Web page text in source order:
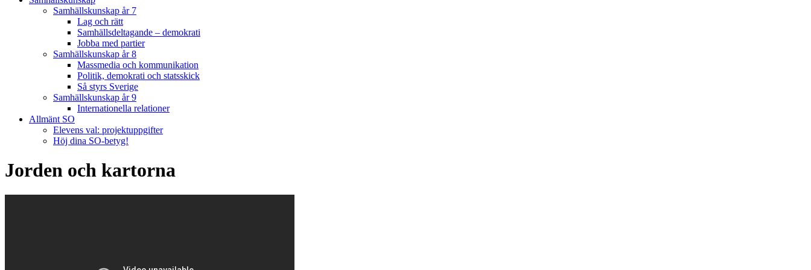
Samhällskunskap år 7
Lag och rätt
Samhällsdeltagande – demokrati
Jobba med partier
Samhällskunskap år 8
Massmedia och kommunikation
Politik, demokrati och statsskick
Så styrs Sverige
Samhällskunskap år 9
Internationella relationer
Allmänt SO
Elevens val: projektuppgifter
Höj dina SO-betyg!
Jorden och kartorna